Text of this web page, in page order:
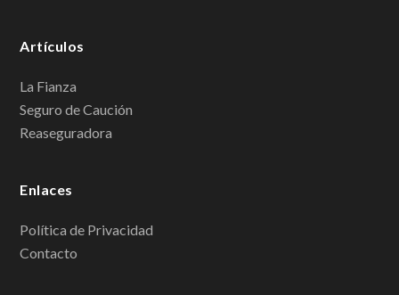
b
o
o
e
d
I
Artículos
La Fianza
Seguro de Caución
Reaseguradora
Enlaces
Política de Privacidad
Contacto